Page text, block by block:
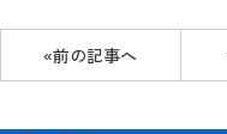
«前の記事へ